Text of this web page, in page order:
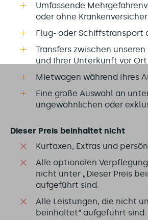
Umfassende
oder ohne
Flug- oder Schiffstransport
Transfers zwischen
und Ihrer Unterkunft vor Ort
Mietwagen während Ihres
Eine große Auswahl an
ungewöhnlichen oder
Dieser Preis beinhaltet nicht
Kurtaxen, Extras und
Alle optionalen
nicht unter „Dieser Preis
aufgeführt sind.
Alle Leistungen, die nicht
beinhaltet“ aufgeführt sind.